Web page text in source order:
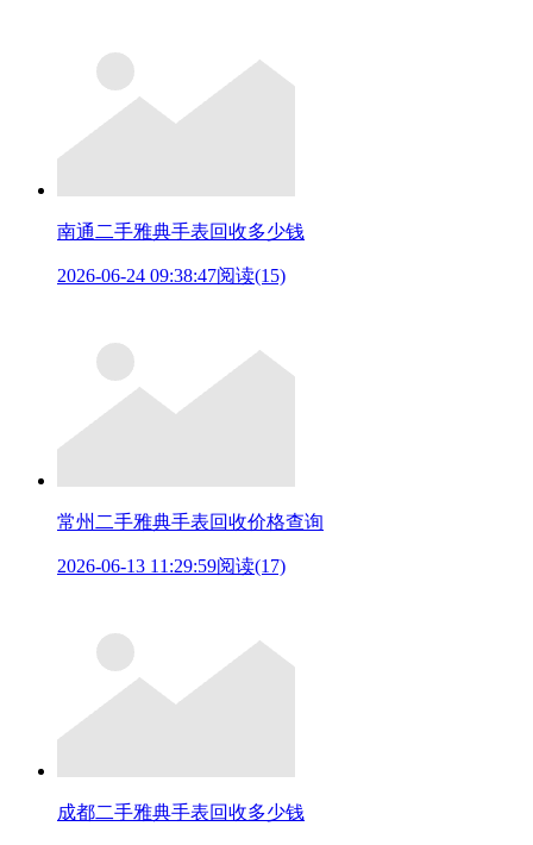
南通二手雅典手表回收多少钱
2026-06-24 09:38:47阅读(15)
常州二手雅典手表回收价格查询
2026-06-13 11:29:59阅读(17)
成都二手雅典手表回收多少钱